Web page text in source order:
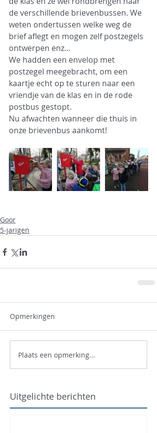
de verschillende brievenbussen. We
weten ondertussen welke weg de
brief aflegt en mogen zelf postzegels
ontwerpen enz...
We hadden een envelop met
postzegel meegebracht, om een
kaartje echt op te sturen naar een
vriendje van de klas en in de rode
postbus gestopt.
Nu afwachten wanneer die thuis in
onze brievenbus aankomt!
Goor
5-jarigen
Opmerkingen
Plaats een opmerking...
Uitgelichte berichten